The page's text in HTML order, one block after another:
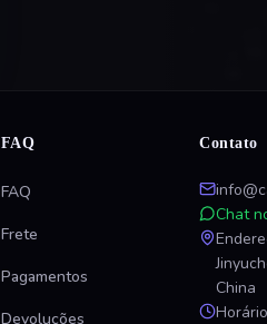
FAQ
FAQ
Frete
Pagamentos
Devoluções
Contato
Chat
China